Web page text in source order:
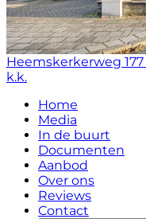
Heemskerkerweg 177
k.k.
Home
Media
In de buurt
Documenten
Aanbod
Over ons
Reviews
Contact